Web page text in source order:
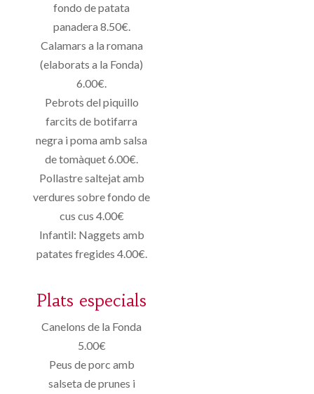
fondo de patata
panadera 8.50€.
Calamars a la romana
(elaborats a la Fonda)
6.00€.
Pebrots del piquillo
farcits de botifarra
negra i poma amb salsa
de tomàquet 6.00€.
Pollastre saltejat amb
verdures sobre fondo de
cus cus 4.00€
Infantil: Naggets amb
patates fregides 4.00€.
Plats especials
Canelons de la Fonda
5.00€
Peus de porc amb
salseta de prunes i